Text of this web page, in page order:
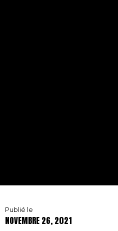
Publié le
NOVEMBRE 26, 2021